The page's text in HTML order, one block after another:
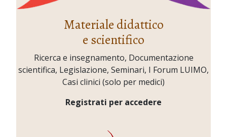
Materiale didattico
e scientifico
Ricerca e insegnamento, Documentazione
scientifica, Legislazione, Seminari, I Forum LUIMO,
Casi clinici (solo per medici)
Registrati per accedere